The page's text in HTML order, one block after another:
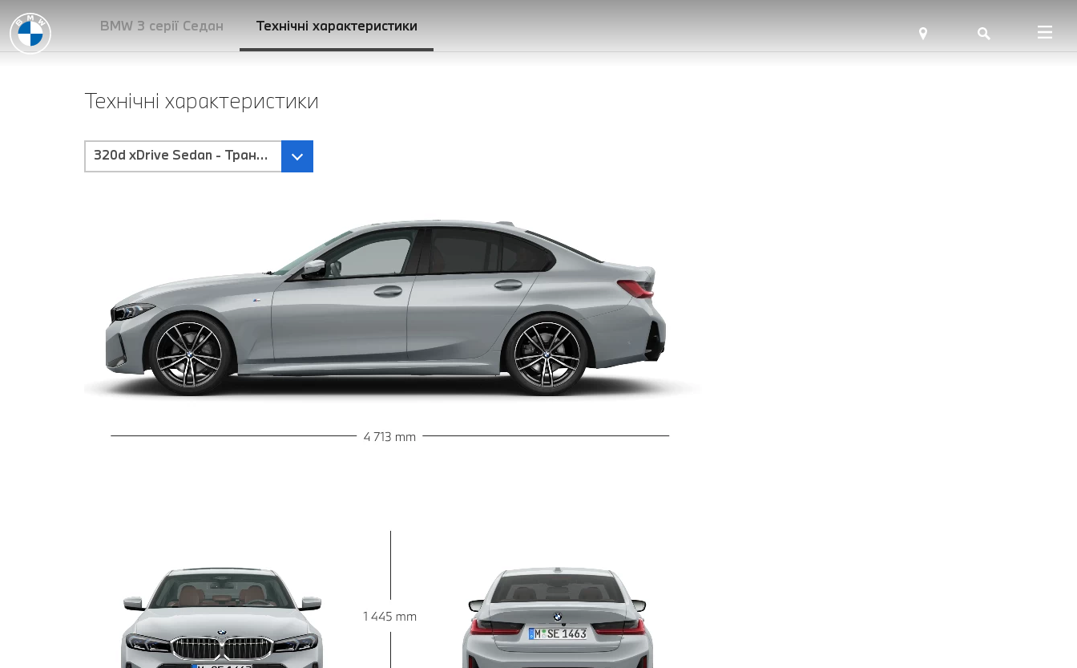
BMW 3 серії Седан Технічні характеристики
Технічні характеристики
320d xDrive Sedan - Трансмісія Steptronic Sport